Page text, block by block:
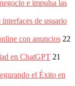
e impulsa las
de usuario
con anuncios 22
en ChatGPT 21
el Éxito en